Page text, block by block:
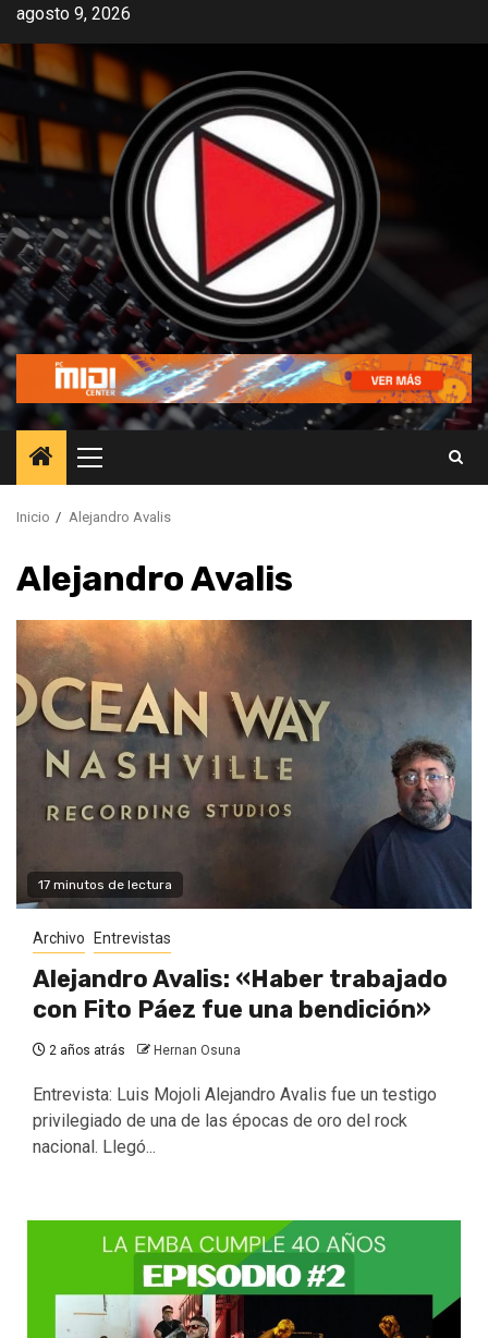
agosto 9, 2026
Inicio Alejandro Avalis
Alejandro Avalis
17 minutos de lectura
Archivo Entrevistas
Alejandro Avalis: «Haber trabajado
con Fito Páez fue una bendición»
2 años atrás Hernan Osuna
Entrevista: Luis Mojoli Alejandro Avalis fue un testigo
privilegiado de una de las épocas de oro del rock
nacional. Llegó...